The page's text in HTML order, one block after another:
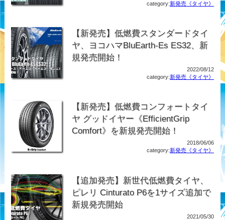
category:新発売《タイヤ》
【新発売】低燃費スタンダードタイ
ヤ、ヨコハマBluEarth-Es ES32、新
規発売開始！
2022/08/12
category:新発売《タイヤ》
【新発売】低燃費コンフォートタイ
ヤ グッドイヤー《EfficientGrip
Comfort》を新規発売開始！
2018/06/06
category:新発売《タイヤ》
【追加発売】新世代低燃費タイヤ、
ピレリ Cinturato P6を1サイズ追加で
新規発売開始
2021/05/30